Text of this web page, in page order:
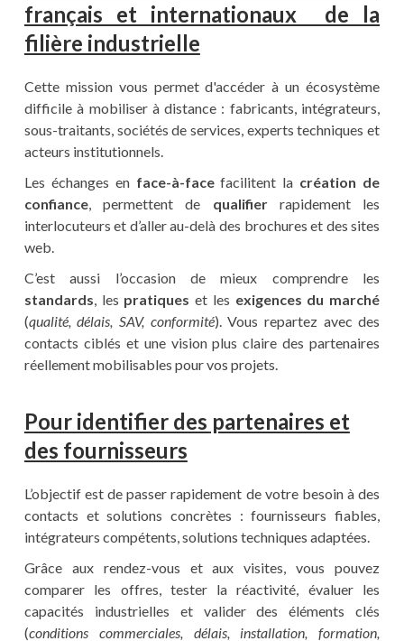
français et internationaux de la
filière industrielle
Cette mission vous permet d'accéder à un écosystème
difficile à mobiliser à distance : fabricants, intégrateurs,
sous-traitants, sociétés de services, experts techniques et
acteurs institutionnels.
Les échanges en face-à-facefacilitent la création de
confiance, permettent de qualifierrapidement les
interlocuteurs et d’aller au-delà des brochures et des sites
web.
C’est aussi l’occasion de mieux comprendre les
standards, les pratiques et les exigences du marché
(qualité, délais, SAV, conformité). Vous repartez avec des
contacts ciblés et une vision plus claire des partenaires
réellement mobilisables pour vos projets.
Pour identifier des partenaires et
des fournisseurs
L’objectif est de passer rapidement de votre besoin à des
contacts et solutions concrètes : fournisseurs fiables,
intégrateurs compétents, solutions techniques adaptées.
Grâce aux rendez-vous et aux visites, vous pouvez
comparer les offres, tester la réactivité, évaluer les
capacités industrielles et valider des éléments clés
(conditions commerciales, délais, installation, formation,